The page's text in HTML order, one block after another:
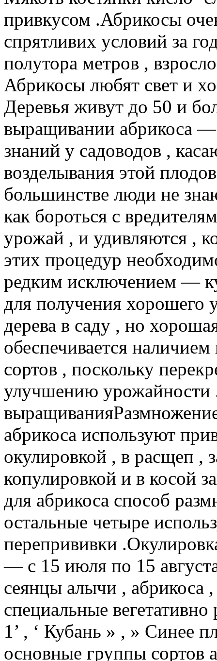
привкусом .Абрикосы
спрятливих условий за
полутора метров ,
Абрикосы любят свет и
Деревья живут до 50 и
выращивании абрикоса —
знаний у садоводов ,
возделывания этой
большинстве люди не
как бороться с
урожай , и удивляются ,
этих процедур
редким исключением —
для получения хорошего
дерева в саду , но
обеспечивается
сортов , поскольку
улучшению урожайности
абрикоса используют
окулировкой , в расщеп ,
копулировкой и в косой
для абрикоса способ
остальные четыре
перепрививки
— с 15 июля по 15
сеянцы алычи , абрикоса
специальные
1’ , ‘ Кубань » , » Синее
основные группы сортов